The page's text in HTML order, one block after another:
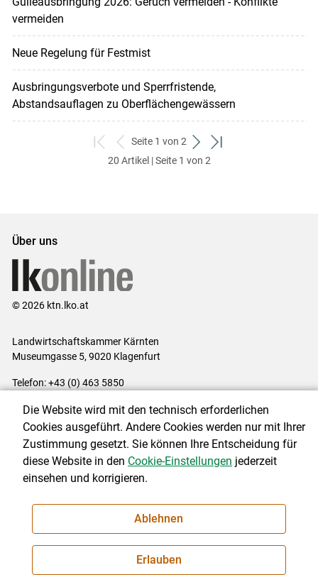
vermeiden
Neue Regelung für Festmist
Ausbringungsverbote und Sperrfristende,
Abstandsauflagen zu Oberflächengewässern
zum
ersten
zurück
zum
Seite 1 von 2
weiter
zum
zum
20 Artikel | Seite 1 von 2
Über uns
© 2026 ktn.lko.at
Landwirtschaftskammer Kärnten
Museumgasse 5, 9020 Klagenfurt
Telefon: +43 (0) 463 5850
Impressum|Kontakt|Datenschutzerklärung|Barrierefreiheit|
Cookie-Einstellungen
NEWSLETTER
Die Website wird mit den technisch erforderlichen
Cookies ausgeführt. Andere Cookies werden nur mit Ihrer
Zustimmung gesetzt. Sie können Ihre Entscheidung für
diese Website in den Cookie-Einstellungen jederzeit
einsehen und korrigieren.
Ablehnen
Erlauben